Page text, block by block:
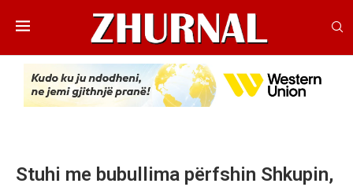
Stuhi me bubullima përfshin Shkupin,